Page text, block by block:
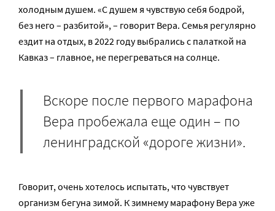
холодным душем. «С душем я чувствую себя бодрой,
без него – разбитой», – говорит Вера. Семья регулярно
ездит на отдых, в 2022 году выбрались с палаткой на
Кавказ – главное, не перегреваться на солнце.
Вскоре после первого марафона
Вера пробежала еще один – по
ленинградской «дороге жизни».
Говорит, очень хотелось испытать, что чувствует
организм бегуна зимой. К зимнему марафону Вера уже